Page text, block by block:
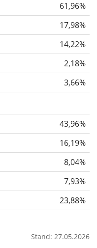
61,96%
17,98%
14,22%
2,18%
3,66%
43,96%
16,19%
8,04%
7,93%
23,88%
Stand: 27.05.2026